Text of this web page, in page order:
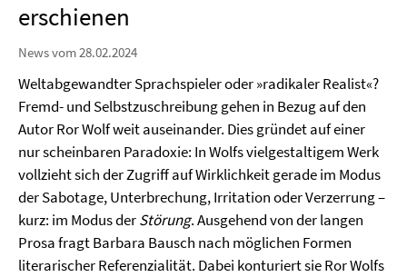
erschienen
News vom 28.02.2024
Weltabgewandter Sprachspieler oder »radikaler Realist«?
Fremd- und Selbstzuschreibung gehen in Bezug auf den
Autor Ror Wolf weit auseinander. Dies gründet auf einer
nur scheinbaren Paradoxie: In Wolfs vielgestaltigem Werk
vollzieht sich der Zugriff auf Wirklichkeit gerade im Modus
der Sabotage, Unterbrechung, Irritation oder Verzerrung –
kurz: im Modus derStörung. Ausgehend von der langen
Prosa fragt Barbara Bausch nach möglichen Formen
literarischer Referenzialität. Dabei konturiert sie Ror Wolfs